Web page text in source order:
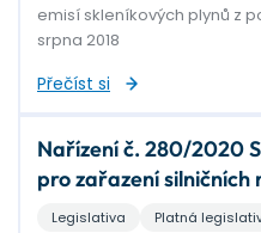
emisí skleníkových plynů z
srpna 2018
Přečíst si
Nařízení č. 280/2020
pro zařazení silničních
Legislativa Platná